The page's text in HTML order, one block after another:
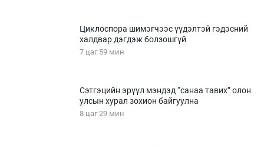
Циклоспора шимэгчээс үүдэлтэй гэдэсний
халдвар дэгдэж болзошгүй
7 цаг 59 мин
Сэтгэцийн эрүүл мэндэд “санаа тавих” олон
улсын хурал зохион байгуулна
8 цаг 29 мин